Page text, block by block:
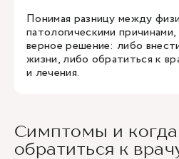
Понимая разницу между
патологическими
верное решение: либо
жизни, либо обратиться к
и лечения.
Симптомы и когда
обратиться к